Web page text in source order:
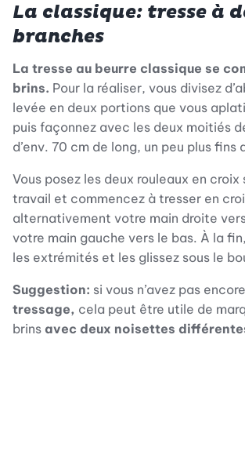
La classique: tresse à
branches
La tresse au beurre classique se
brins. Pour la réaliser, vous divisez
levée en deux portions que vous
puis façonnez avec les deux moitiés
d’env. 70 cm de long, un peu plus fins
Vous posez les deux rouleaux en croix
travail et commencez à tresser en
alternativement votre main droite
votre main gauche vers le bas. À la
les extrémités et les glissez sous le
Suggestion: si vous n’avez pas encore
tressage, cela peut être utile de
brins avec deux noisettes